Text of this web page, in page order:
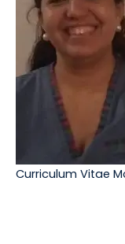
Curriculum Vitae